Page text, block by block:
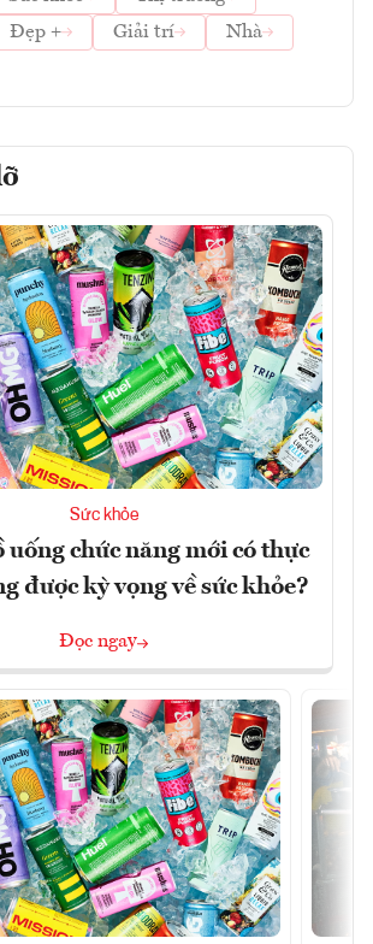
Đẹp + Giải trí
Nhà
Sức khỏe
uống chức năng mới có thực
được kỳ vọng về sức khỏe?
Đọc ngay